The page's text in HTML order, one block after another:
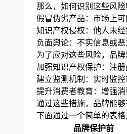
那么，如何识别这些风
假冒伪劣产品：市场上
知识产权侵权：他人未
负面舆论：不实信息或
为了应对这些风险，品牌
加强知识产权保护：注
建立监测机制：实时监
提升消费者教育：增强
通过这些措施，品牌能
下面通过一个简单的表格
品牌保护前